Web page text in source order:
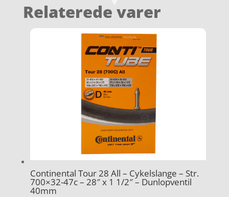
Relaterede varer
Continental Tour 28 All – Cykelslange – Str.
700×32-47c – 28″ x 1 1/2″ – Dunlopventil
40mm